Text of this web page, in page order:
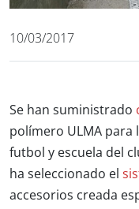
10/03/2017
Se han suministrado
polímero ULMA para
futbol y escuela del
ha seleccionado el
accesorios creada